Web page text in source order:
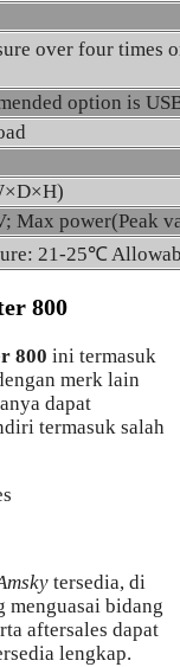
over four times
option is
Max power(Peak
21-25℃
800
800 ini termasuk
merk lain
dapat
termasuk salah
tersedia, di
menguasai bidang
aftersales dapat
lengkap.